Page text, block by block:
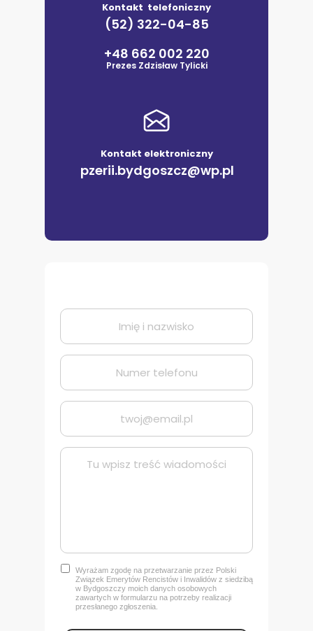
Kontakt elektroniczny
pzerii.bydgoszcz@wp.pl
Kontakt telefoniczny
(52) 322-04-85
+48 662 002 220
Prezes Zdzisław Tylicki
Wyrażam zgodę na przetwarzanie przez Polski
Związek Emerytów Rencistów i Inwalidów z siedzibą
w Bydgoszczy moich danych osobowych
zawartych w formularzu na potrzeby realizacji
przesłanego zgłoszenia.